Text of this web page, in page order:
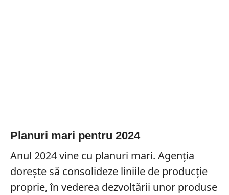
Planuri mari pentru 2024
Anul 2024 vine cu planuri mari. Agenția
dorește să consolideze liniile de producție
proprie, în vederea dezvoltării unor produse